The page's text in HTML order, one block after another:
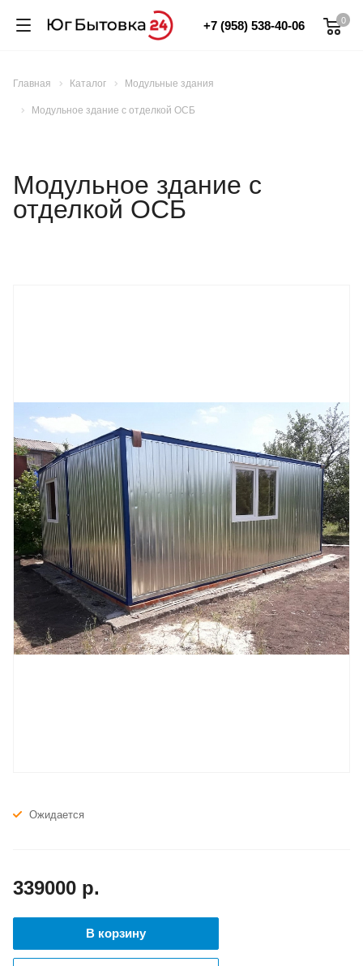
0
+7 (958) 538-40-06
Главная Каталог Модульные здания
Модульное здание с отделкой ОСБ
Модульное здание с
отделкой ОСБ
Ожидается
339000 р.
В корзину